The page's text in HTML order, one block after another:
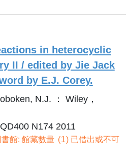
in heterocyclic
II / edited by Jie Jack
by E.J. Corey.
N.J. ： Wiley，
N174 2011
館: 館藏數量 1 已借出或不可